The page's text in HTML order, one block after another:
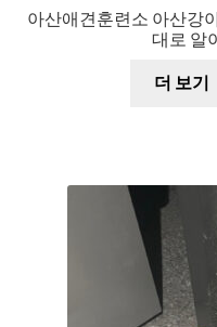
아산애견훈련소 아산강
대로 알
더 보기